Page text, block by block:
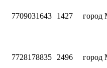
7709031643 1427 город
7728178835 2496 город